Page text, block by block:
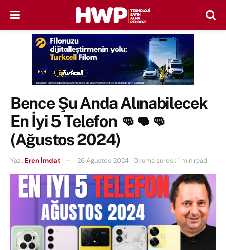
Bence Şu Anda Alınabilecek
En İyi 5 Telefon 👊👊👊
(Ağustos 2024)
Yazı: Eren İmdat 26 Ağustos 2024 Okuma süresi: 1 min read